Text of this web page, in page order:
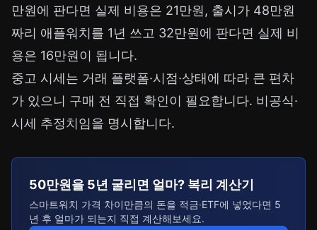
만원에 판다면 실제 비용은 21만원, 출시가 48만원
짜리 애플워치를 1년 쓰고 32만원에 판다면 실제 비
용은 16만원이 됩니다.
중고 시세는 거래 플랫폼·시점·상태에 따라 큰 편차
가 있으니 구매 전 직접 확인이 필요합니다. 비공식·
시세 추정치임을 명시합니다.
50만원을 5년 굴리면 얼마? 복리 계산기
스마트워치 가격 차이만큼의 돈을 적금·ETF에 넣었다면 5
년 후 얼마가 되는지 직접 계산해보세요.